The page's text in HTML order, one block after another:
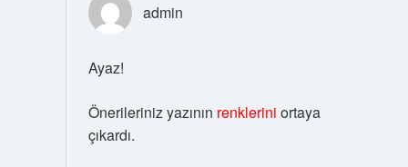
admin
Ayaz!
Önerileriniz yazının renklerini ortaya
çıkardı.